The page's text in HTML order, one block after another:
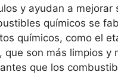
y ayudan a mejorar
químicos se
químicos, como el
que son más limpios y
que los